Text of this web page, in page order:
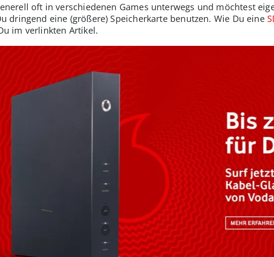
oft in verschiedenen Games unterwegs und möchtest
dringend eine (größere) Speicherkarte benutzen. Wie Du eine
im verlinkten Artikel.